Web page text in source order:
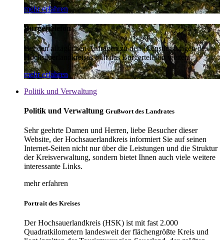
mehr erfahren
Bürgertelefon
Bei den alltäglichen Anfragen zu den Dienstleistungen des
Hochsauerlandkreises hilft das Bürgertelefon weiter.
mehr erfahren
Politik und Verwaltung
Politik und Verwaltung Grußwort des Landrates
Sehr geehrte Damen und Herren, liebe Besucher dieser
Website, der Hochsauerlandkreis informiert Sie auf seinen
Internet-Seiten nicht nur über die Leistungen und die Struktur
der Kreisverwaltung, sondern bietet Ihnen auch viele weitere
interessante Links.
mehr erfahren
Portrait des Kreises
Der Hochsauerlandkreis (HSK) ist mit fast 2.000
Quadratkilometern landesweit der flächengrößte Kreis und